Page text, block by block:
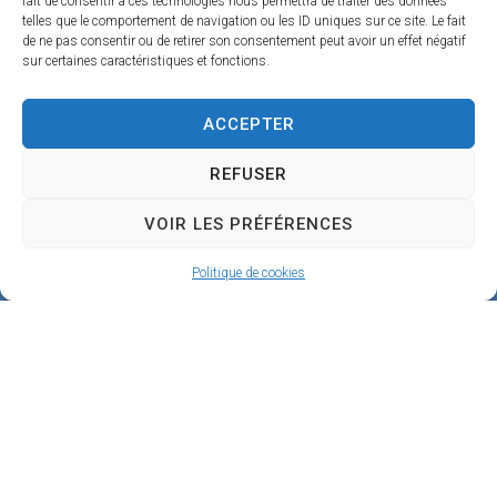
telles que le comportement de navigation ou les ID uniques sur ce site. Le fait
de ne pas consentir ou de retirer son consentement peut avoir un effet négatif
sur certaines caractéristiques et fonctions.
ACCEPTER
REFUSER
VOIR LES PRÉFÉRENCES
Politique de cookies
5
1
B